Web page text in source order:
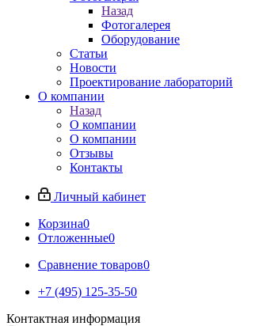
Назад
Фотогалерея
Оборудование
Статьи
Новости
Проектирование лабораторий
О компании
Назад
О компании
О компании
Отзывы
Контакты
Личный кабинет
Корзина0
Отложенные0
Сравнение товаров0
+7 (495) 125-35-50
Контактная информация